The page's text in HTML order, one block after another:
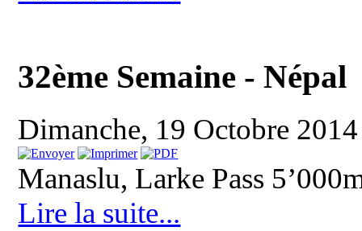
32ème Semaine - Népal
Dimanche, 19 Octobre
Manaslu, Larke Pass
Lire la suite...